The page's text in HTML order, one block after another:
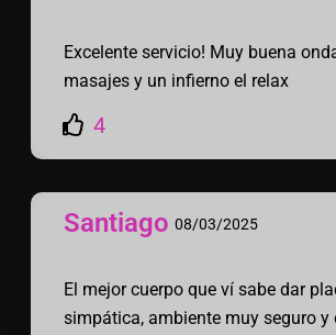
Santiago 08/03/2025
El mejor cuerpo que ví sabe dar
simpática, ambiente muy seguro y
Excelente servicio! Muy buena
masajes y un infierno el relax
4